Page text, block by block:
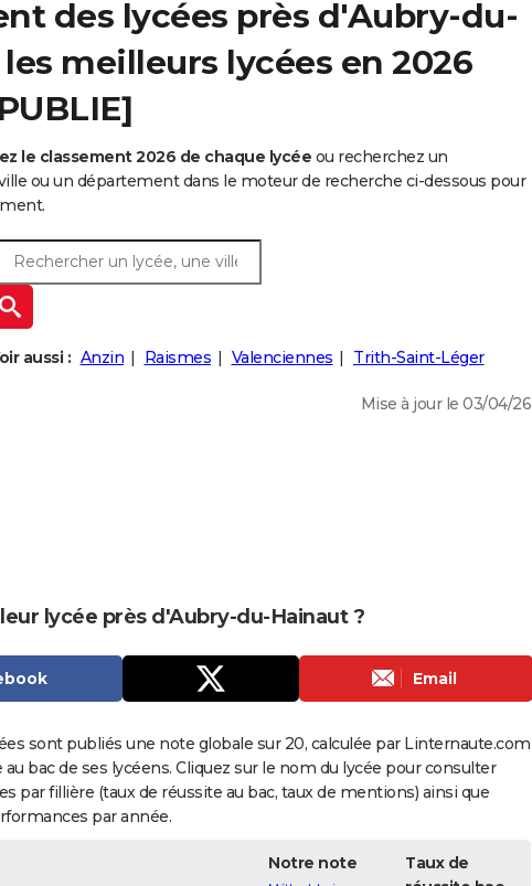
des lycées près d'Aubry-du-
meilleurs lycées en 2026
le classement 2026 de chaque lycée ou recherchez un
ou un département dans le moteur de recherche ci-dessous pour
aussi : Anzin Raismes Valenciennes Trith-Saint-Léger
Mise à jour le 03/04/26
lycée près d'Aubry-du-Hainaut ?
Email
sont publiés une note globale sur 20, calculée par Linternaute.com
bac de ses lycéens. Cliquez sur le nom du lycée pour consulter
par fillière (taux de réussite au bac, taux de mentions) ainsi que
par année.
Notre note
Taux de